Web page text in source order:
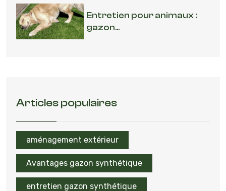
Entretien pour animaux :
gazon...
Articles populaires
aménagement extérieur
Avantages gazon synthétique
entretien gazon synthétique